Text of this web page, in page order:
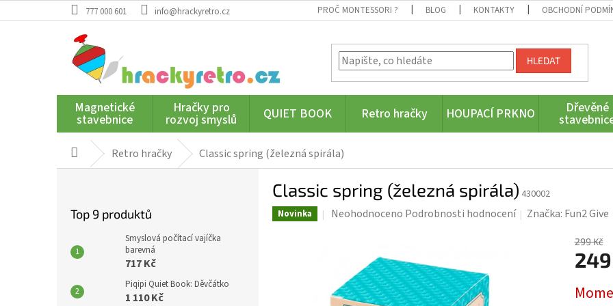
na
777 000 601 info@hrackyretro.cz PROČ MONTESSORI ? BLOG KONTAKTY OBCHODNÍ
HLEDAT
Magnetické
stavebnice
Hračky pro
rozvoj smyslů QUIET BOOK Retro hračky HOUPACÍ PRKNO Dřevěné
Domů Retro hračky Classic spring (železná spirála)
Top 9 produktů
Smyslová počítací vajíčka
barevná
717 Kč
Piqipi Quiet Book: Děvčátko
1 110 Kč
Classic spring (železná spirála) 430002
Novinka
Průměrné
z
Neohodnoceno Podrobnosti hodnocení Značka: Fun2 Give
299 Kč
cena: